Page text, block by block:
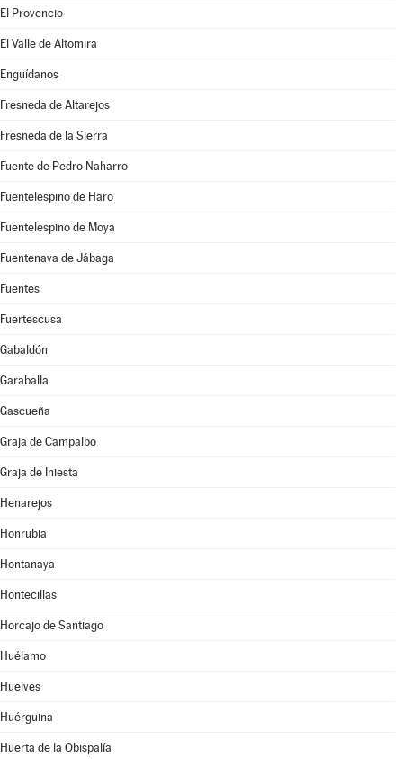
El Provencio
El Valle de Altomira
Enguídanos
Fresneda de Altarejos
Fresneda de la Sierra
Fuente de Pedro Naharro
Fuentelespino de Haro
Fuentelespino de Moya
Fuentenava de Jábaga
Fuentes
Fuertescusa
Gabaldón
Garaballa
Gascueña
Graja de Campalbo
Graja de Iniesta
Henarejos
Honrubia
Hontanaya
Hontecillas
Horcajo de Santiago
Huélamo
Huelves
Huérguina
Huerta de la Obispalía